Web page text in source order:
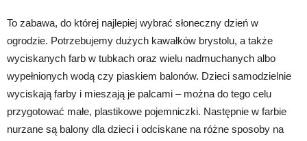
To zabawa, do której najlepiej wybrać słoneczny dzień w
ogrodzie. Potrzebujemy dużych kawałków brystolu, a także
wyciskanych farb w tubkach oraz wielu nadmuchanych albo
wypełnionych wodą czy piaskiem balonów. Dzieci samodzielnie
wyciskają farby i mieszają je palcami – można do tego celu
przygotować małe, plastikowe pojemniczki. Następnie w farbie
nurzane są balony dla dzieci i odciskane na różne sposoby na